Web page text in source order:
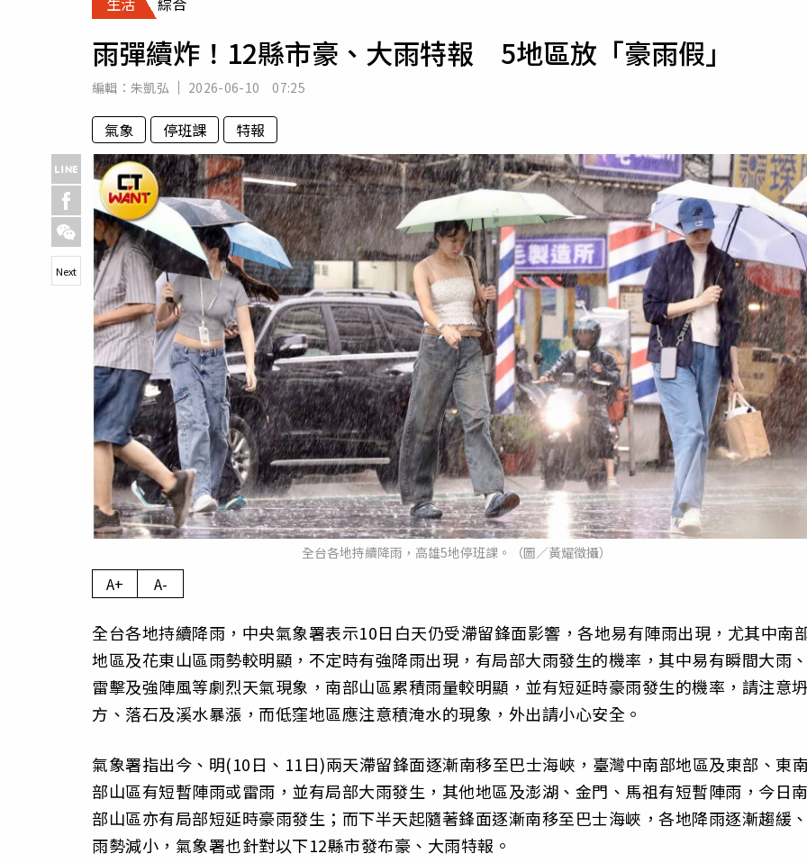
專欄
房產新勢力
運勢
雨彈續炸！12縣市豪、大雨特報 5地區放「豪雨假」
編輯： 朱凱弘 2026-06-10 07:25
氣象 停班課 特報
全台各地持續降雨，高雄5地停班課。（圖／黃耀徵攝）
Next
A+ A-
全台各地持續降雨，中央氣象署表示10日白天仍受滯留鋒面影響，各地易有陣雨出現，尤其中南
地區及花東山區雨勢較明顯，不定時有強降雨出現，有局部大雨發生的機率，其中易有瞬間大雨
雷擊及強陣風等劇烈天氣現象，南部山區累積雨量較明顯，並有短延時豪雨發生的機率，請注意
方、落石及溪水暴漲，而低窪地區應注意積淹水的現象，外出請小心安全。
氣象署指出今、明(10日、11日)兩天滯留鋒面逐漸南移至巴士海峽，臺灣中南部地區及東部、東
部山區有短暫陣雨或雷雨，並有局部大雨發生，其他地區及澎湖、金門、馬祖有短暫陣雨，今日
部山區亦有局部短延時豪雨發生；而下半天起隨著鋒面逐漸南移至巴士海峽，各地降雨逐漸趨緩
雨勢減小，氣象署也針對以下12縣市發布豪、大雨特報。